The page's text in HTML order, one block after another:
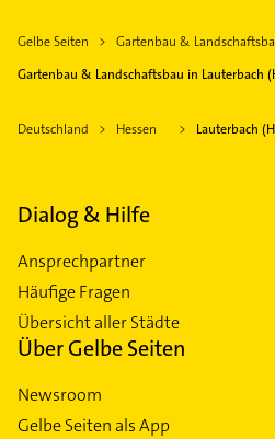
Gelbe Seiten
Gartenbau &
Gartenbau & Landschaftsbau in Lauterbach
Deutschland Hessen Lauterbach
Dialog & Hilfe
Ansprechpartner
Häufige Fragen
Übersicht aller Städte
Über Gelbe Seiten
Newsroom
Gelbe Seiten als App